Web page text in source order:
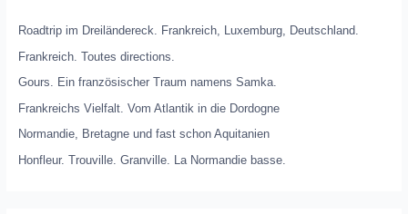
Roadtrip im Dreiländereck. Frankreich, Luxemburg, Deutschland.
Frankreich. Toutes directions.
Gours. Ein französischer Traum namens Samka.
Frankreichs Vielfalt. Vom Atlantik in die Dordogne
Normandie, Bretagne und fast schon Aquitanien
Honfleur. Trouville. Granville. La Normandie basse.